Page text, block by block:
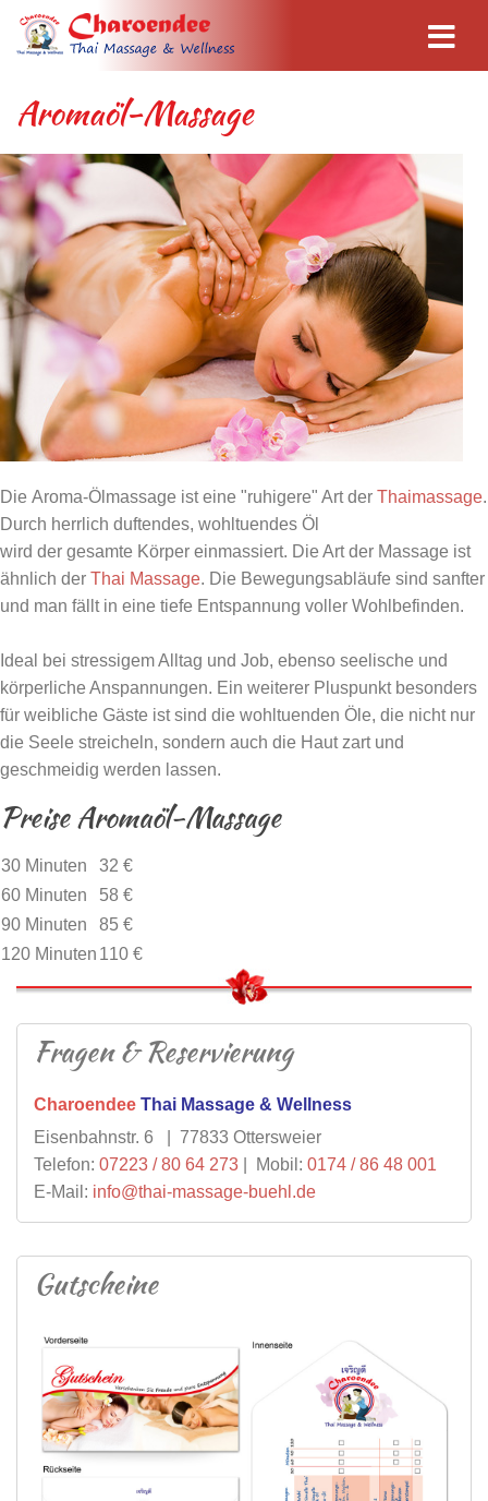
Aromaöl-Massage
Die Aroma-Ölmassage ist eine "ruhigere" Art der Thaimassage.
Durch herrlich duftendes, wohltuendes Öl
wird der gesamte Körper einmassiert. Die Art der Massage ist
ähnlich der Thai Massage. Die Bewegungsabläufe sind sanfter
und man fällt in eine tiefe Entspannung voller Wohlbefinden.
Ideal bei stressigem Alltag und Job, ebenso seelische und
körperliche Anspannungen. Ein weiterer Pluspunkt besonders
für weibliche Gäste ist sind die wohltuenden Öle, die nicht nur
die Seele streicheln, sondern auch die Haut zart und
geschmeidig werden lassen.
Preise Aromaöl-Massage
30 Minuten
32 €
60 Minuten
58 €
90 Minuten
85 €
120 Minuten 110 €
Fragen & Reservierung
Charoendee Thai Massage & Wellness
Eisenbahnstr. 6 | 77833 Ottersweier
Telefon: 07223 / 80 64 273 | Mobil: 0174 / 86 48 001
E-Mail: info@thai-massage-buehl.de
Gutscheine